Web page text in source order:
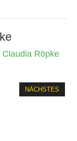
Röpke
NÄCHSTES